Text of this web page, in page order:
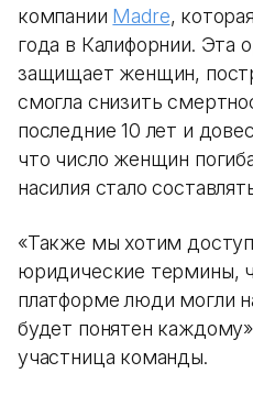
компании Madre,
года в Калифорнии. Эта
защищает женщин,
смогла снизить
последние 10 лет и
что число женщин
насилия стало
«Также мы хотим
юридические термины,
платформе люди могли
будет понятен
участница команды.